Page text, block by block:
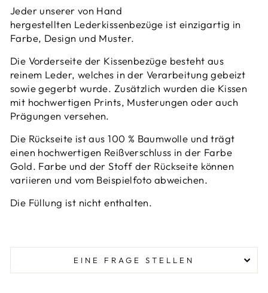
Jeder unserer von Hand
hergestellten Lederkissenbezüge ist einzigartig in
Farbe, Design und Muster.
Die Vorderseite der Kissenbezüge besteht aus
reinem Leder, welches in der Verarbeitung gebeizt
sowie gegerbt wurde. Zusätzlich wurden die Kissen
mit hochwertigen Prints, Musterungen oder auch
Prägungen versehen.
Die Rückseite ist aus 100 % Baumwolle und trägt
einen hochwertigen Reißverschluss in der Farbe
Gold. Farbe und der Stoff der Rückseite können
variieren und vom Beispielfoto abweichen.
Die Füllung ist nicht enthalten.
EINE FRAGE STELLEN